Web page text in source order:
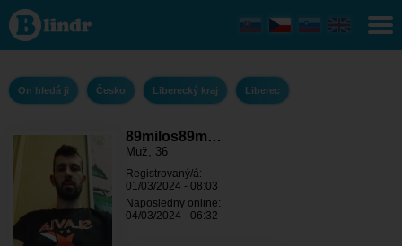
89milos89majlo
- On hledá ji
Liberecký kraj -
Liberec
On hledá ji Česko Liberecký kraj Liberec
89milos89m…
Muž, 36
Registrovaný/á:
01/03/2024 - 08:03
Naposledny online:
04/03/2024 - 06:32